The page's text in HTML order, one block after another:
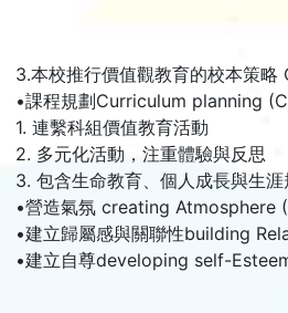
3.本校推行價值觀教育的校本策略
•課程規劃Curriculum planning
1. 連繫科組價值教育活動
2. 多元化活動，注重體驗與反思
3. 包含生命教育、個人成長與生涯
•營造氣氛 creating Atmosphere
•建立歸屬感與關聯性building
•建立自尊developing self-Esteem